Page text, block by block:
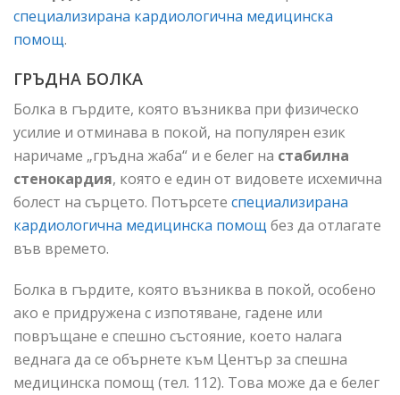
специализирана кардиологична медицинска
помощ.
ГРЪДНА БОЛКА
Болка в гърдите, която възниква при физическо
усилие и отминава в покой, на популярен език
наричаме „гръдна жаба“ и е белег на стабилна
стенокардия, която е един от видовете исхемична
болест на сърцето. Потърсете специализирана
кардиологична медицинска помощ без да отлагате
във времето.
Болка в гърдите, която възниква в покой, особено
ако е придружена с изпотяване, гадене или
повръщане е спешно състояние, което налага
веднага да се обърнете към Център за спешна
медицинска помощ (тел. 112). Това може да е белег